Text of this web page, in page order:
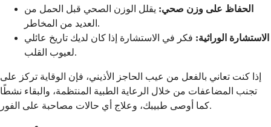
الحفاظ على وزن صحي: يقلل الوزن الصحي قبل الحمل من
العديد من المخاطر.
الاستشارة الوراثية: فكر في الاستشارة إذا كان لديك تاريخ عائلي
لعيوب القلب.
إذا كنت تعاني بالفعل من عيب الحاجز الأذيني، فإن الوقاية تركز على
تجنب المضاعفات من خلال الرعاية الطبية المنتظمة، والبقاء نشطًا
كما أوصى طبيبك، وعلاج أي حالات مصاحبة على الفور.